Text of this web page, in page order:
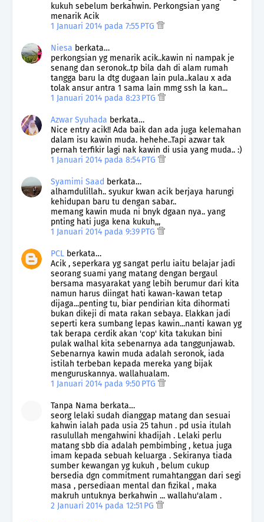
kukuh sebelum berkahwin. Perkongsian yang
menarik Acik
1 Januari 2014 pada 7:55 PTG
Niesa berkata…
perkongsian yg menarik acik..kawin ni nampak je
senang dan seronok..tp bila dah di alam rumah
tangga baru la dtg dugaan lain pula..kalau x ada
tolak ansur antra 1 sama lain mmg ssh la kan...
1 Januari 2014 pada 8:23 PTG
Azwar Syuhada berkata…
Nice entry acik!! Ada baik dan ada juga kelemahan
dalam isu kawin muda. hehehe..Tapi azwar tak
pernah terfikir lagi nak kawin di usia yang muda.. :)
1 Januari 2014 pada 8:54 PTG
Syamimi Saad berkata…
alhamdulillah.. syukur kwan acik berjaya harungi
kehidupan baru tu dengan sabar..
memang kawin muda ni bnyk dgaan nya.. yang
pnting hati juga kena kukuh,,,
1 Januari 2014 pada 9:39 PTG
PCL berkata…
Acik , seperkara yg sangat perlu iaitu belajar jadi
seorang suami yang matang dengan bergaul
bersama masyarakat yang lebih berumur dari kita
namun harus diingat hati kawan-kawan tetap
dijaga...penting tu, biar pendirian kita dihormati
bukan dikeji di mata rakan sebaya. Elakkan jadi
seperti kera sumbang lepas kawin...nanti kawan yg
tak berapa cerdik akan 'cop' kita takukan bini
pulak walhal kita sebenarnya ada tanggunjawab.
Sebenarnya kawin muda adalah seronok, iada
istilah terbeban kepada mereka yang bijak
menguruskannya. wallahualam.
1 Januari 2014 pada 9:50 PTG
Tanpa Nama berkata…
seorg lelaki sudah dianggap matang dan sesuai
kahwin ialah pada usia 25 tahun . pd usia itulah
rasulullah mengahwini khadijah . Lelaki perlu
matang sbb dia adalah pembimbing , ketua juga
imam kepada sebuah keluarga . Sekiranya tiada
sumber kewangan yg kukuh , belum cukup
bersedia dgn commitment rumahtanggan dari segi
masa , persediaan mental dan fizikal , maka
makruh untuknya berkahwin ... wallahu'alam .
2 Januari 2014 pada 12:51 PG